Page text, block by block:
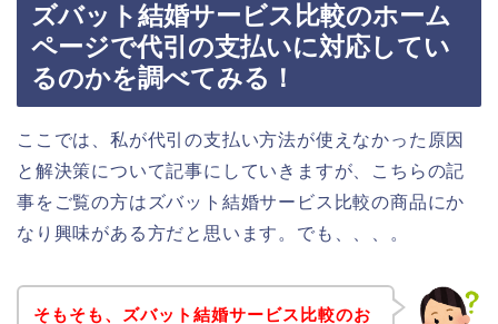
ズバット結婚サービス比較のホーム
ページで代引の支払いに対応してい
るのかを調べてみる！
ここでは、私が代引の支払い方法が使えなかった原因
と解決策について記事にしていきますが、こちらの記
事をご覧の方はズバット結婚サービス比較の商品にか
なり興味がある方だと思います。でも、、、。
そもそも、ズバット結婚サービス比較のお